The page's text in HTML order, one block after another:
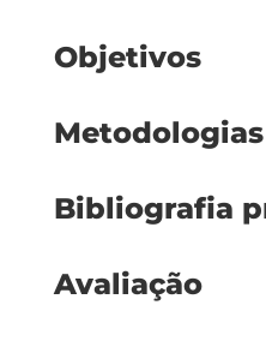
Objetivos
Bibliografia
Avaliação